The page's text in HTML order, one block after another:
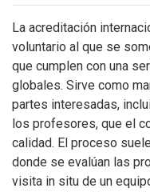
La acreditación
voluntario al que se
que cumplen con una
globales. Sirve como
partes interesadas,
los profesores, que el
calidad. El proceso
donde se evalúan las
visita in situ de un